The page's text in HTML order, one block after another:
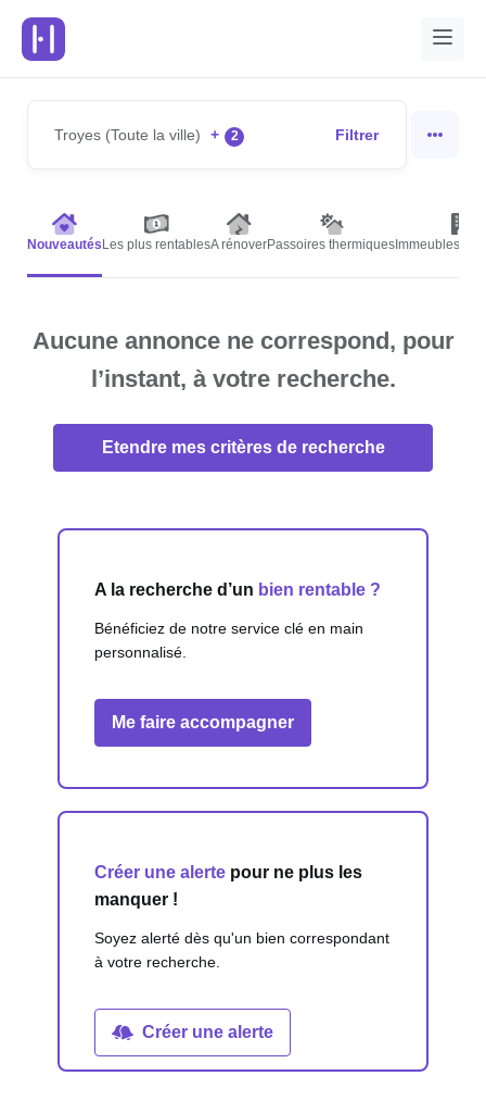
Troyes (Toute la ville) + 2 Filtrer
Nouveautés Les plus rentablesA rénoverPassoires thermiques Immeubles de
Aucune annonce ne correspond, pour
l’instant, à votre recherche.
Etendre mes critères de recherche
A la recherche d’un bien rentable ?
Bénéficiez de notre service clé en main
personnalisé.
Me faire accompagner
Créer une alerte pour ne plus les
manquer !
Soyez alerté dès qu'un bien correspondant
à votre recherche.
Créer une alerte